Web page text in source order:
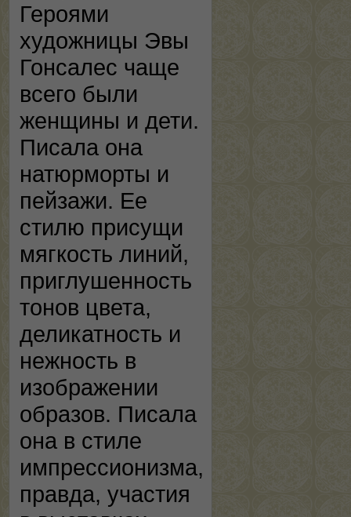
Героями
художницы Эвы
Гонсалес чаще
всего были
женщины и дети.
Писала она
натюрморты и
пейзажи. Ее
стилю присущи
мягкость линий,
приглушенность
тонов цвета,
деликатность и
нежность в
изображении
образов. Писала
она в стиле
импрессионизма,
правда, участия